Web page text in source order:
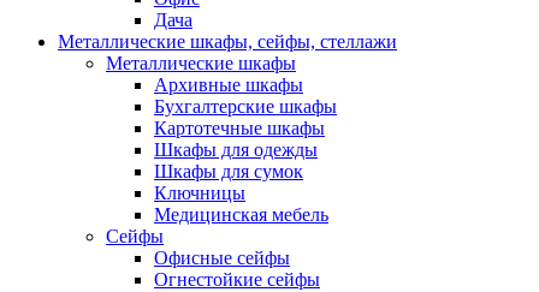
Дача
Металлические шкафы, сейфы, стеллажи
Металлические шкафы
Архивные шкафы
Бухгалтерские шкафы
Картотечные шкафы
Шкафы для одежды
Шкафы для сумок
Ключницы
Медицинская мебель
Сейфы
Офисные сейфы
Огнестойкие сейфы